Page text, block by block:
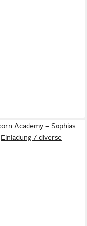
Academy – Sophias
Einladung / diverse